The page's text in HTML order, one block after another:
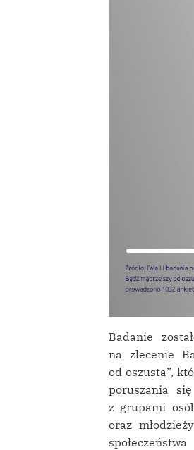
Badanie
na zlecenie
od oszusta”,
poruszania
z grupami
oraz